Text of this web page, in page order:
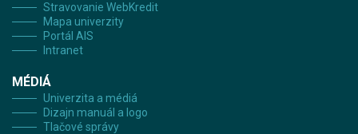
Stravovanie WebKredit
Mapa univerzity
Portál AIS
Intranet
MÉDIÁ
Univerzita a médiá
Dizajn manuál a logo
Tlačové správy